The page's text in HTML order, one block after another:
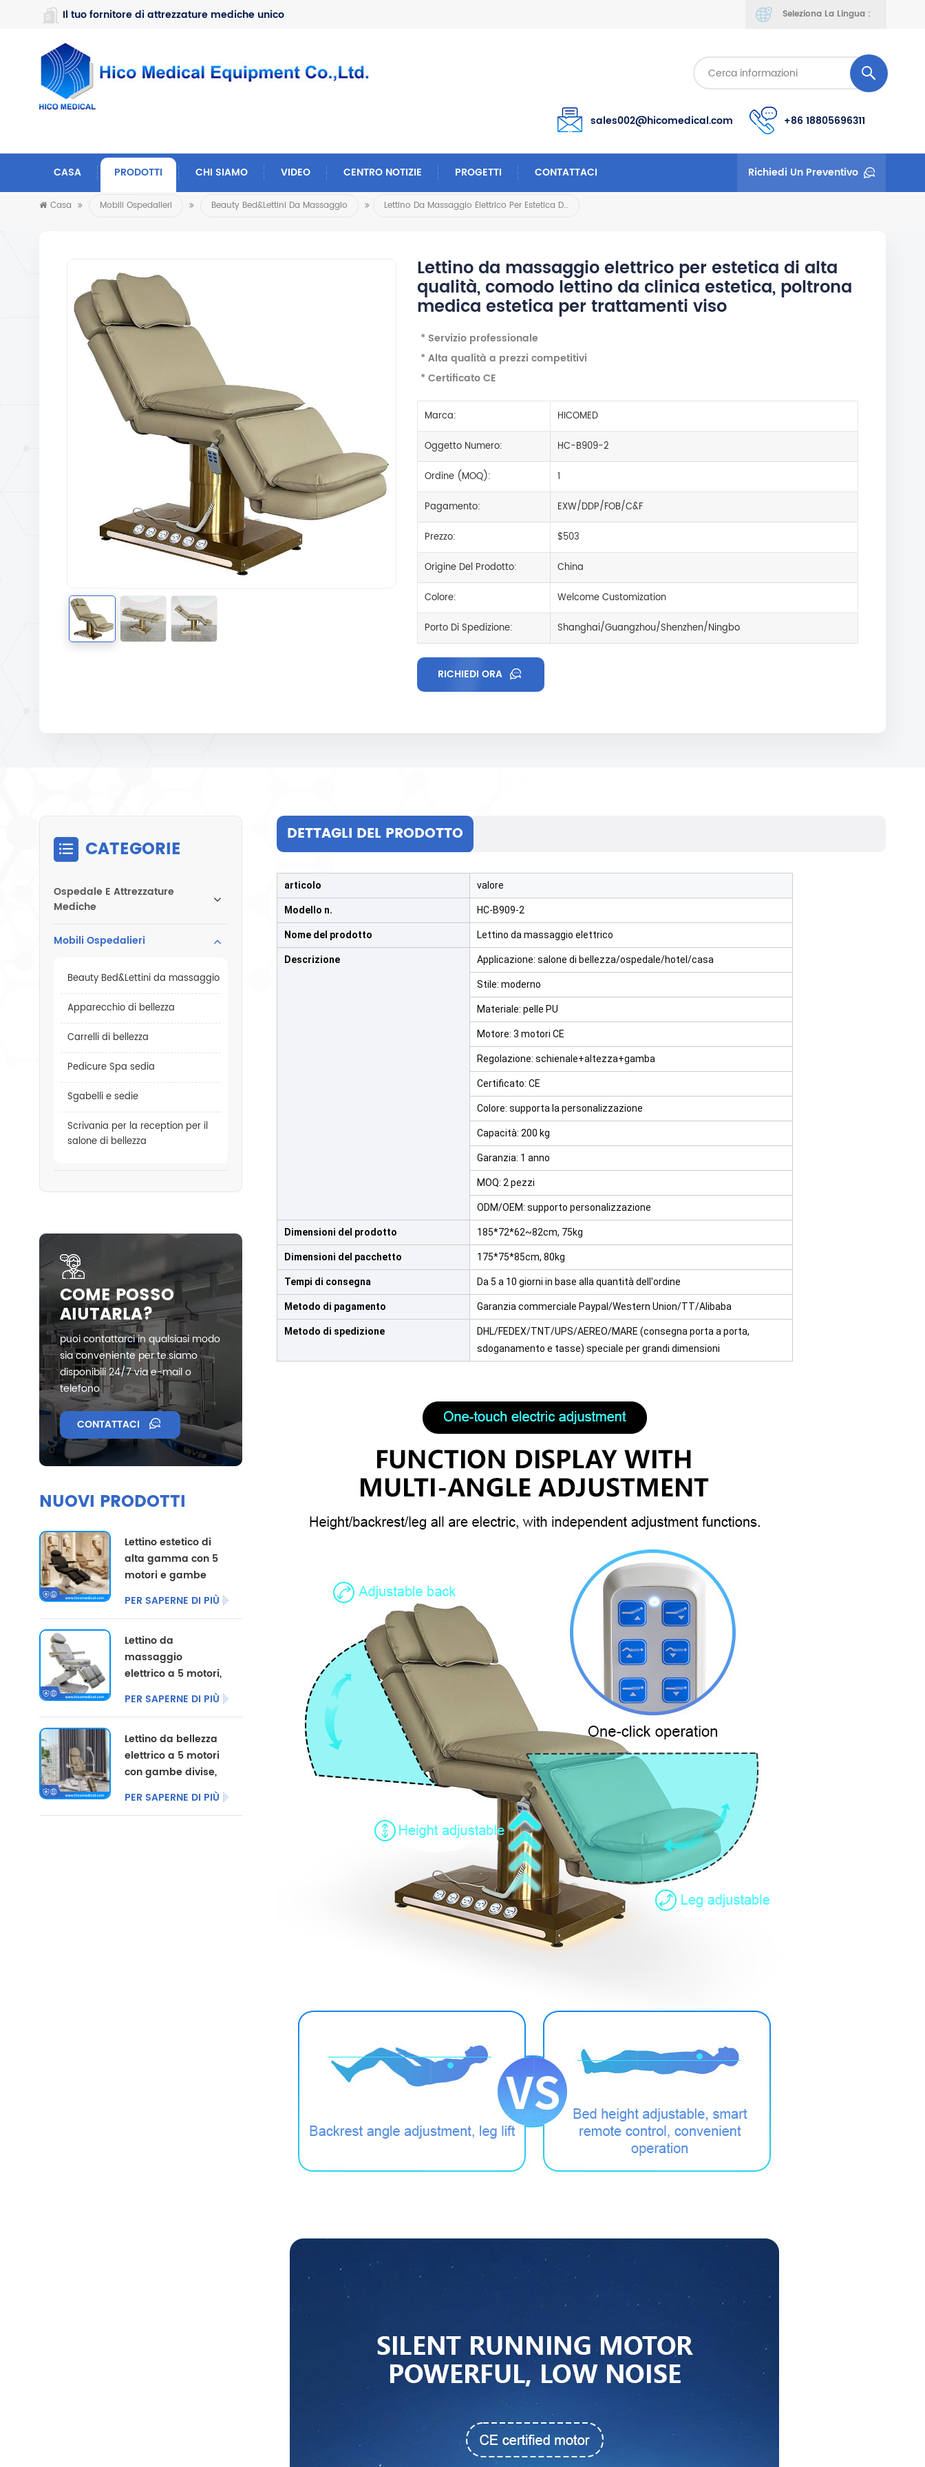
https://www.microsoft.com/en-us/microsoft-teams/log-in
Il tuo fornitore di attrezzature mediche unico Seleziona La Lingua :
sales002@hicomedical.com +86 18805696311
CASA PRODOTTI CHI SIAMO VIDEO CENTRO NOTIZIE PROGETTI CONTATTACI Richiedi Un Preventivo
Casa Mobili Ospedalieri Beauty Bed&Lettini Da Massaggio Lettino Da Massaggio Elettrico Per Estetica Di Alta Qualità, Comodo Lettino Da Clinica Estetica, Poltrona Medica Estetica Per Trattamenti Viso
Lettino da massaggio elettrico per estetica di alta
qualità, comodo lettino da clinica estetica, poltrona
medica estetica per trattamenti viso
* Servizio professionale
* Alta qualità a prezzi competitivi
* Certificato CE
Marca: HICOMED
Oggetto Numero: HC-B909-2
Ordine (MOQ): 1
Pagamento: EXW/DDP/FOB/C&F
Prezzo: $503
Origine Del Prodotto: China
Colore: Welcome Customization
Porto Di Spedizione: Shanghai/Guangzhou/Shenzhen/Ningbo
RICHIEDI ORA
DETTAGLI DEL PRODOTTO
articolo valore
Modello n. HC-B909-2
Nome del prodotto Lettino da massaggio elettrico
Descrizione Applicazione: salone di bellezza/ospedale/hotel/casa
Stile: moderno
Materiale: pelle PU
Motore: 3 motori CE
Regolazione: schienale+altezza+gamba
Certificato: CE
Colore: supporta la personalizzazione
Capacità: 200 kg
Garanzia: 1 anno
MOQ: 2 pezzi
ODM/OEM: supporto personalizzazione
Dimensioni del prodotto 185*72*62~82cm, 75kg
Dimensioni del pacchetto 175*75*85cm, 80kg
Tempi di consegna Da 5 a 10 giorni in base alla quantità dell'ordine
Metodo di pagamento Garanzia commerciale Paypal/Western Union/TT/Alibaba
Metodo di spedizione
DHL/FEDEX/TNT/UPS/AEREO/MARE (consegna porta a porta,
sdoganamento e tasse) speciale per grandi dimensioni
CATEGORIE
Ospedale E Attrezzature
Mediche
Mobili Ospedalieri
Beauty Bed&Lettini da massaggio
Apparecchio di bellezza
Carrelli di bellezza
Pedicure Spa sedia
Sgabelli e sedie
Scrivania per la reception per il
salone di bellezza
COME POSSO
AIUTARLA?
puoi contattarci in qualsiasi modo
sia conveniente per te.siamo
disponibili 24/7 via e-mail o
telefono
CONTATTACI
NUOVI PRODOTTI
Lettino estetico di
alta gamma con 5
motori e gambe
divise, disponibile
con opzioni di
personalizzate.
PER SAPERNE DI PIÙ
Lettino da
massaggio
elettrico a 5 motori,
pedicure
arredamento per
salone, lettino
elettrico per centri
di podologia, molto
venduto.
PER SAPERNE DI PIÙ
Lettino da bellezza
elettrico a 5 motori
con gambe divise,
commerciale.
PER SAPERNE DI PIÙ